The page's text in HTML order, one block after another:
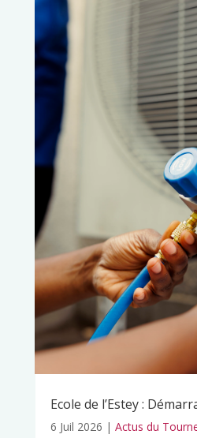
Ecole de l’Estey :
6 Juil 2026 | Actus du